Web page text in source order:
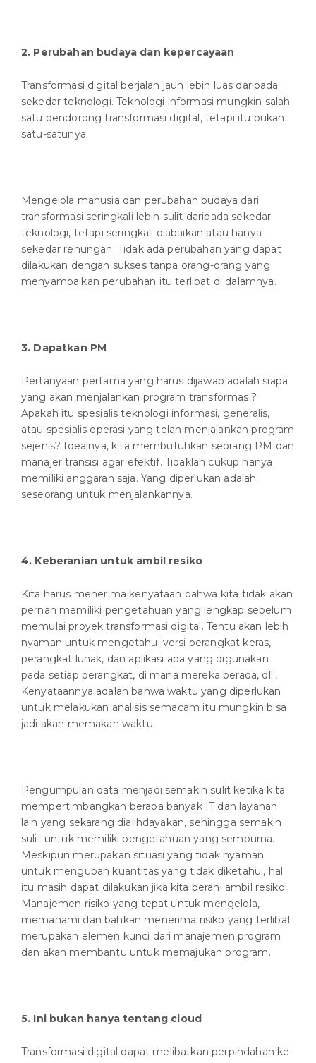
2. Perubahan budaya dan kepercayaan
Transformasi digital berjalan jauh lebih luas daripada
sekedar teknologi. Teknologi informasi mungkin salah
satu pendorong transformasi digital, tetapi itu bukan
satu-satunya.
Mengelola manusia dan perubahan budaya dari
transformasi seringkali lebih sulit daripada sekedar
teknologi, tetapi seringkali diabaikan atau hanya
sekedar renungan. Tidak ada perubahan yang dapat
dilakukan dengan sukses tanpa orang-orang yang
menyampaikan perubahan itu terlibat di dalamnya.
3. Dapatkan PM
Pertanyaan pertama yang harus dijawab adalah siapa
yang akan menjalankan program transformasi?
Apakah itu spesialis teknologi informasi, generalis,
atau spesialis operasi yang telah menjalankan program
sejenis? Idealnya, kita membutuhkan seorang PM dan
manajer transisi agar efektif. Tidaklah cukup hanya
memiliki anggaran saja. Yang diperlukan adalah
seseorang untuk menjalankannya.
4. Keberanian untuk ambil resiko
Kita harus menerima kenyataan bahwa kita tidak akan
pernah memiliki pengetahuan yang lengkap sebelum
memulai proyek transformasi digital. Tentu akan lebih
nyaman untuk mengetahui versi perangkat keras,
perangkat lunak, dan aplikasi apa yang digunakan
pada setiap perangkat, di mana mereka berada, dll.,
Kenyataannya adalah bahwa waktu yang diperlukan
untuk melakukan analisis semacam itu mungkin bisa
jadi akan memakan waktu.
Pengumpulan data menjadi semakin sulit ketika kita
mempertimbangkan berapa banyak IT dan layanan
lain yang sekarang dialihdayakan, sehingga semakin
sulit untuk memiliki pengetahuan yang sempurna.
Meskipun merupakan situasi yang tidak nyaman
untuk mengubah kuantitas yang tidak diketahui, hal
itu masih dapat dilakukan jika kita berani ambil resiko.
Manajemen risiko yang tepat untuk mengelola,
memahami dan bahkan menerima risiko yang terlibat
merupakan elemen kunci dari manajemen program
dan akan membantu untuk memajukan program.
5. Ini bukan hanya tentang cloud
Transformasi digital dapat melibatkan perpindahan ke